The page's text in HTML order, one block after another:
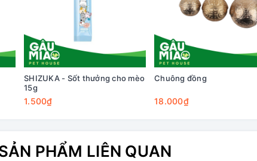
SHIZUKA - Sốt thưởng cho mèo
15g
1.500₫
Chuông đồng
18.000₫
PHẨM LIÊN QUAN